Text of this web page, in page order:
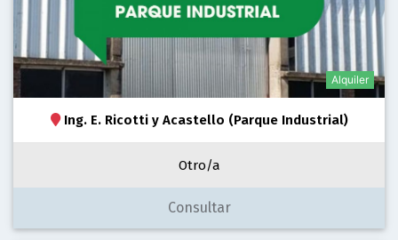
Alquiler
Ing. E. Ricotti y Acastello (Parque Industrial)
Otro/a
Consultar